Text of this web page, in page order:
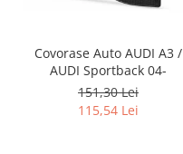
Covorase Auto AUDI A3 /
AUDI Sportback 04-
151,30 Lei
115,54 Lei